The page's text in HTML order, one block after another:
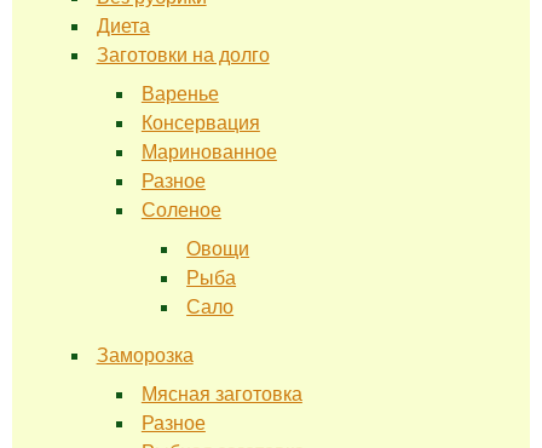
Диета
Заготовки на долго
Варенье
Консервация
Маринованное
Разное
Соленое
Овощи
Рыба
Сало
Заморозка
Мясная заготовка
Разное